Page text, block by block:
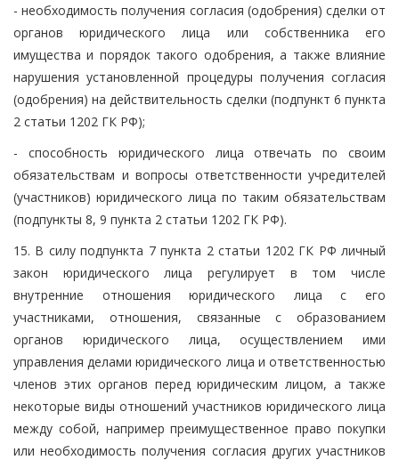
- необходимость получения согласия (одобрения) сделки от
органов юридического лица или собственника его
имущества и порядок такого одобрения, а также влияние
нарушения установленной процедуры получения согласия
(одобрения) на действительность сделки (подпункт 6 пункта
2 статьи 1202 ГК РФ);
- способность юридического лица отвечать по своим
обязательствам и вопросы ответственности учредителей
(участников) юридического лица по таким обязательствам
(подпункты 8, 9 пункта 2 статьи 1202 ГК РФ).
15. В силу подпункта 7 пункта 2 статьи 1202 ГК РФ личный
закон юридического лица регулирует в том числе
внутренние отношения юридического лица с его
участниками, отношения, связанные с образованием
органов юридического лица, осуществлением ими
управления делами юридического лица и ответственностью
членов этих органов перед юридическим лицом, а также
некоторые виды отношений участников юридического лица
между собой, например преимущественное право покупки
или необходимость получения согласия других участников